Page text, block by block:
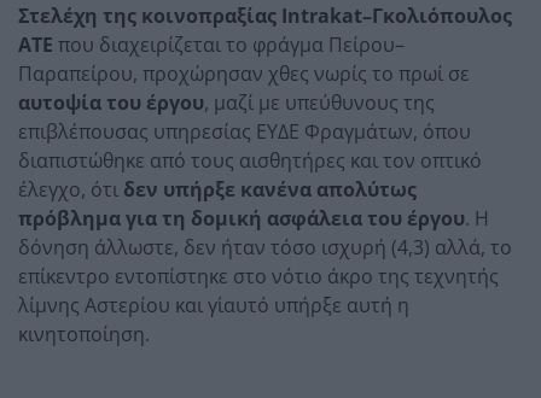
Στελέχη της κοινοπραξίας Intrakat–Γκολιόπουλος
ΑΤΕ που διαχειρίζεται το φράγμα Πείρου–
Παραπείρου, προχώρησαν χθες νωρίς το πρωί σε
αυτοψία του έργου, μαζί με υπεύθυνους της
επιβλέπουσας υπηρεσίας ΕΥΔΕ Φραγμάτων, όπου
διαπιστώθηκε από τους αισθητήρες και τον οπτικό
έλεγχο, ότι δεν υπήρξε κανένα απολύτως
πρόβλημα για τη δομική ασφάλεια του έργου. Η
δόνηση άλλωστε, δεν ήταν τόσο ισχυρή (4,3) αλλά, το
επίκεντρο εντοπίστηκε στο νότιο άκρο της τεχνητής
λίμνης Αστερίου και γι΄αυτό υπήρξε αυτή η
κινητοποίηση.